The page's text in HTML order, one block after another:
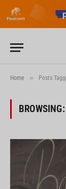
Home » Posts
BROWSING: